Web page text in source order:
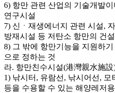
6) 항만 관련 산업의 기술개발
연구시설
7) 신ㆍ재생에너지 관련 시설,
방재시설 등 저탄소 항만의 건
8) 그 밖에 항만기능을 지원하
으로 정하는 것
라. 항만친수시설(港灣親水施設
1) 낚시터, 유람선, 낚시어선,
등을 수용할 수 있는 해양레저